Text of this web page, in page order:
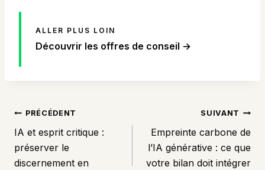
ALLER PLUS LOIN
Découvrir les offres de conseil →
NAVIGATION
DE
L’ARTICLE
PRÉCÉDENT
IA et esprit critique :
préserver le
discernement en
SUIVANT
Empreinte carbone de
l’IA générative : ce que
votre bilan doit intégrer